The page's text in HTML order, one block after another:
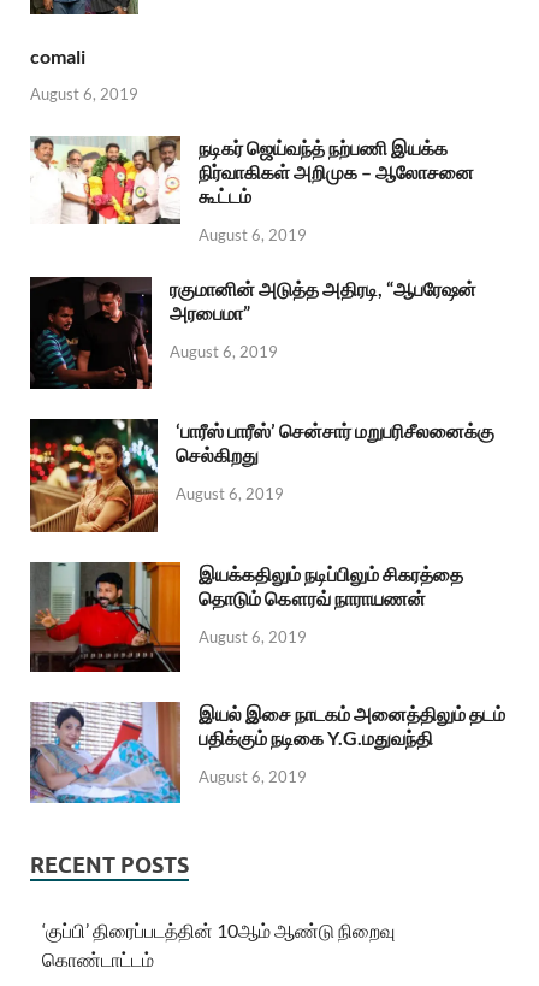
comali
August 6, 2019
நடிகர் ஜெய்வந்த் நற்பணி இயக்க
நிர்வாகிகள் அறிமுக – ஆலோசனை
கூட்டம்
August 6, 2019
ரகுமானின் அடுத்த அதிரடி, “ஆபரேஷன்
அரபைமா”
August 6, 2019
‘பாரீஸ் பாரீஸ்’ சென்சார் மறுபரிசீலனைக்கு
செல்கிறது
August 6, 2019
இயக்கதிலும் நடிப்பிலும் சிகரத்தை
தொடும் கௌரவ் நாராயணன்
August 6, 2019
இயல் இசை நாடகம் அனைத்திலும் தடம்
பதிக்கும் நடிகை Y.G.மதுவந்தி
August 6, 2019
RECENT POSTS
‘குப்பி’ திரைப்படத்தின் 10ஆம் ஆண்டு நிறைவு
கொண்டாட்டம்